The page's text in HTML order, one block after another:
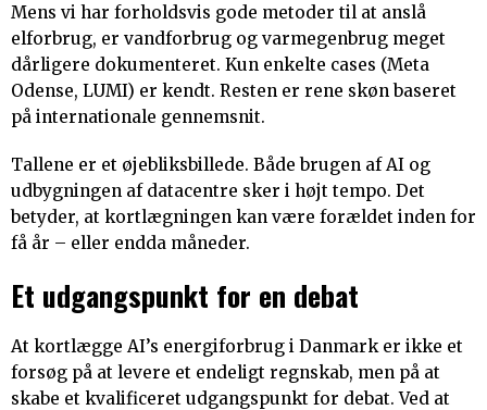
Mens vi har forholdsvis gode metoder til at anslå
elforbrug, er vandforbrug og varmegenbrug meget
dårligere dokumenteret. Kun enkelte cases (Meta
Odense, LUMI) er kendt. Resten er rene skøn baseret
på internationale gennemsnit.
Tallene er et øjebliksbillede. Både brugen af AI og
udbygningen af datacentre sker i højt tempo. Det
betyder, at kortlægningen kan være forældet inden for
få år – eller endda måneder.
Et udgangspunkt for en debat
At kortlægge AI’s energiforbrug i Danmark er ikke et
forsøg på at levere et endeligt regnskab, men på at
skabe et kvalificeret udgangspunkt for debat. Ved at